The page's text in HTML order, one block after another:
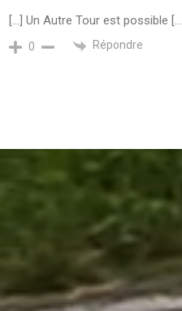
[…] Un Autre Tour est possible […]
0 Répondre